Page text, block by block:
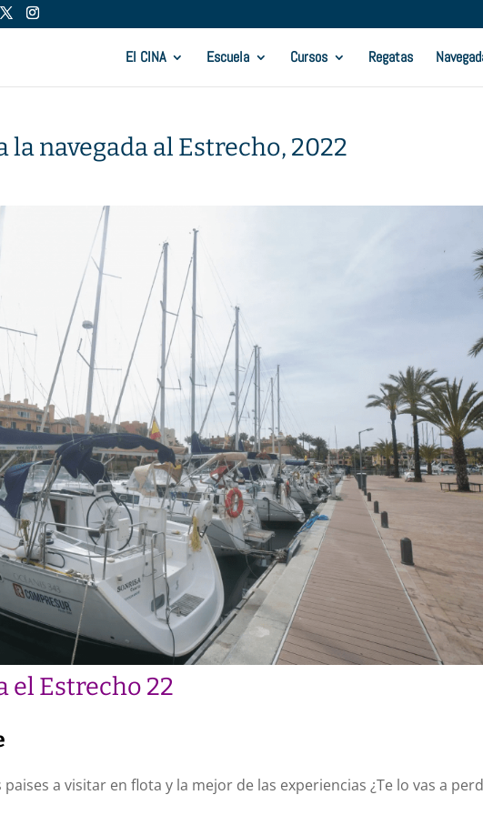
El CINA Escuela Cursos Regatas
navegada al Estrecho, 2022
el Estrecho 22
a visitar en flota y la mejor de las experiencias ¿Te lo vas a